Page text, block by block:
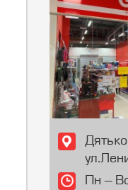
Пн –